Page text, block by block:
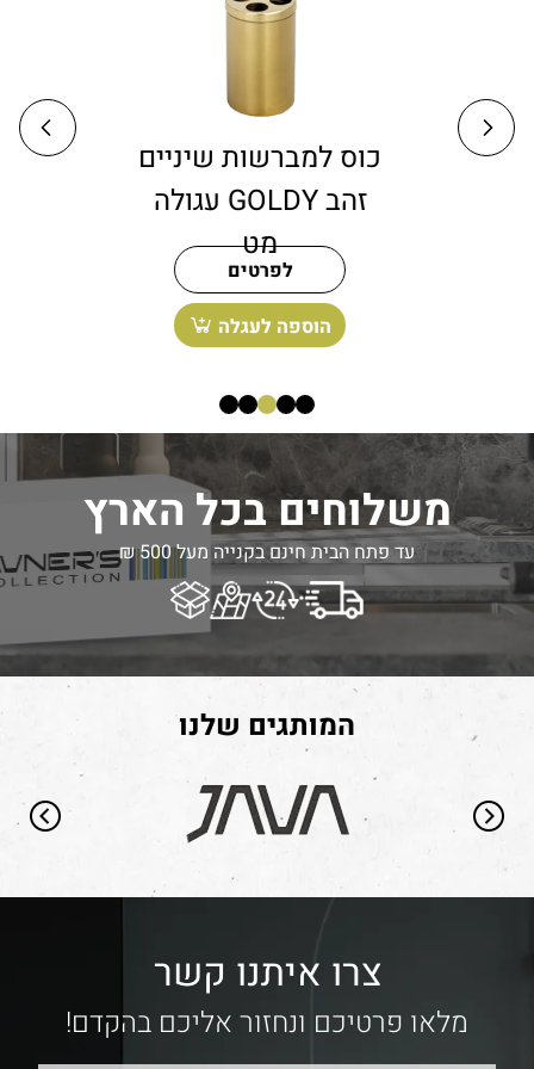
דיספנסר לסבון נוזלי
דגם GOLDY מונח
זהב מט
לפרטים
הוספה לעגלה
משלוחים בכל הארץ
עד פתח הבית חינם בקנייה מעל 500 ₪
המותגים שלנו
צרו איתנו קשר
מלאו פרטיכם ונחזור אליכם בהקדם!